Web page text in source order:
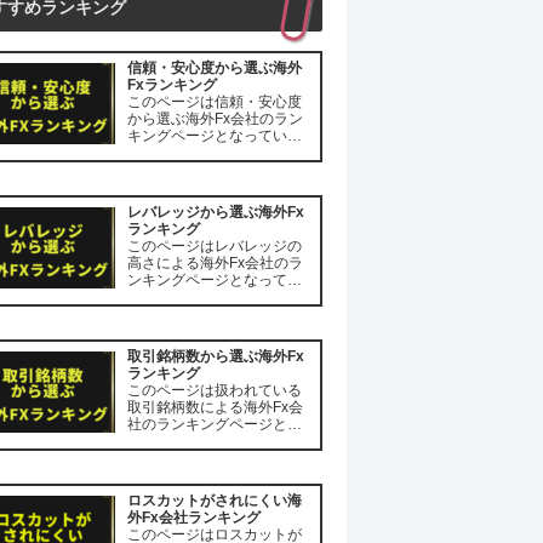
すめランキング
信頼・安心度から選ぶ海外
Fxランキング
このページは信頼・安心度
から選ぶ海外Fx会社のラン
キングページとなっていま
すので、内容に一部相違が
ある場合がございますがそ
の点はご了承願います。 は
じめに ...
レバレッジから選ぶ海外Fx
ランキング
このページはレバレッジの
高さによる海外Fx会社のラ
ンキングページとなってい
ていますので、内容に一部
相違がある場合がございま
すがその点はご了承願いま
す。 はじ...
取引銘柄数から選ぶ海外Fx
ランキング
このページは扱われている
取引銘柄数による海外Fx会
社のランキングページとな
れていますので、内容に一
部相違がある場合がござい
ますがその点はご了承願い
ロスカットがされにくい海
外Fx会社ランキング
このページはロスカットが